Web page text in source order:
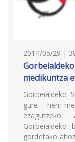
2014/05/29 |
medikuntza
Gorbeialdeko
gure herri-
ezagutzeko
Gorbeialdeko
gordetako